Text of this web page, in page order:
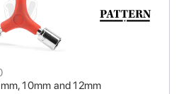
10mm and 12mm